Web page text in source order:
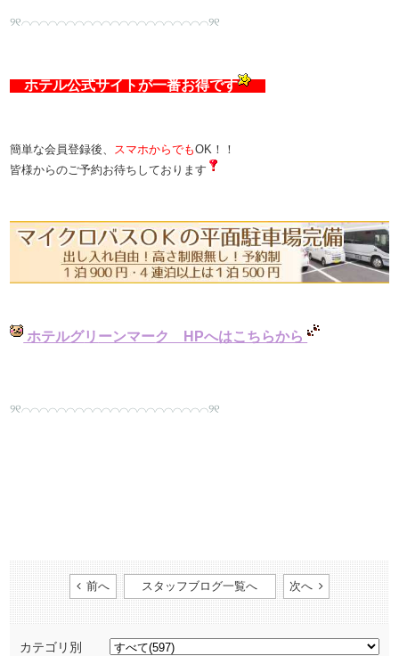
୨୧⌒⌒⌒⌒⌒⌒⌒⌒⌒⌒⌒⌒⌒⌒⌒⌒⌒⌒⌒⌒⌒୨୧
​​​ ホテル公式サイトが一番お得です​
簡単な会員登録後、 スマホからでもOK！！
皆様からのご予約お待ちしております
​ ホ​テルグ​​​リ ーンマーク HPへはこちらから ​
​୨୧⌒⌒⌒⌒⌒⌒⌒⌒⌒⌒⌒⌒⌒⌒⌒⌒⌒⌒⌒⌒⌒୨୧
前へ スタッフブログ一覧へ 次へ
カテゴリ別